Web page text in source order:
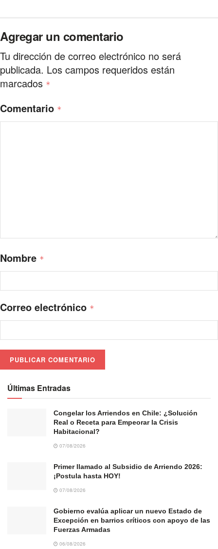
Agregar un comentario
Tu dirección de correo electrónico no será
publicada. Los campos requeridos están
marcados *
Comentario *
Nombre *
Correo electrónico *
Últimas Entradas
Congelar los Arriendos en Chile: ¿Solución
Real o Receta para Empeorar la Crisis
Habitacional?
07/08/2026
Primer llamado al Subsidio de Arriendo 2026:
¡Postula hasta HOY!
07/08/2026
Gobierno evalúa aplicar un nuevo Estado de
Excepción en barrios críticos con apoyo de las
Fuerzas Armadas
06/08/2026